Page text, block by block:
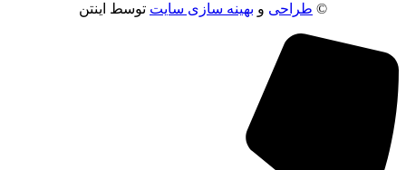
© طراحی و بهینه سازی سایت توسط اینتن